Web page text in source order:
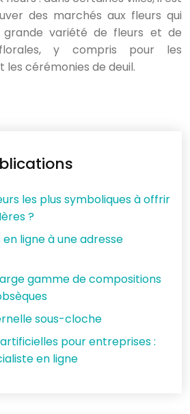
des marchés aux fleurs qui
grande variété de fleurs et de
y compris pour les
cérémonies de deuil.
les plus symboliques à offrir
?
ligne à une adresse
gamme de compositions
sous-cloche
pour entreprises :
en ligne